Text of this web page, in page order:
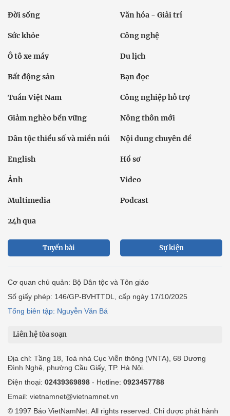
Đời sống Văn hóa - Giải trí
Sức khỏe Công nghệ
Ô tô xe máy Du lịch
Bất động sản Bạn đọc
Tuần Việt Nam Công nghiệp hỗ trợ
Giảm nghèo bền vững Nông thôn mới
Dân tộc thiểu số và miền núi Nội dung chuyên đề
English Hồ sơ
Ảnh Video
Multimedia Podcast
24h qua
Tuyến bài Sự kiện
Cơ quan chủ quản: Bộ Dân tộc và Tôn giáo
Số giấy phép: 146/GP-BVHTTDL, cấp ngày 17/10/2025
Tổng biên tập: Nguyễn Văn Bá
Liên hệ tòa soạn
Địa chỉ: Tầng 18, Toà nhà Cục Viễn thông (VNTA), 68 Dương
Đình Nghệ, phường Cầu Giấy, TP. Hà Nội.
Điện thoại: 02439369898 - Hotline: 0923457788
Email: vietnamnet@vietnamnet.vn
© 1997 Báo VietNamNet. All rights reserved. Chỉ được phát hành